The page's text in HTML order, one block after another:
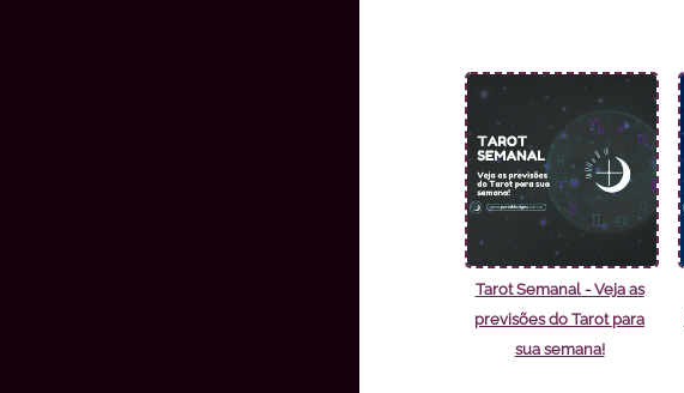
Tarot Semanal - Veja as
previsões do Tarot para
sua semana!